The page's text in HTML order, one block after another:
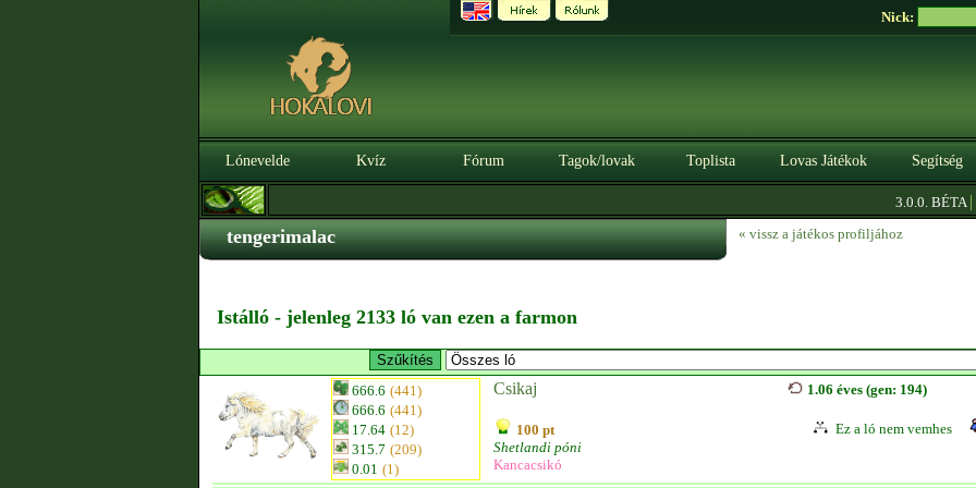
Nick:
Lónevelde Kvíz Fórum Tagok/lovak Toplista Lovas Játékok Segítség
3.0.0. BÉTA|
tengerimalac « vissz a játékos profiljához
Istálló - jelenleg 2133 ló van ezen a farmon
666.6 (441)
666.6 (441)
17.64 (12)
315.7 (209)
0.01 (1)
Csikaj
100 pt
Shetlandi póni
Kancacsikó
1.06 éves (gen: 194)
Ez a ló nem vemhes